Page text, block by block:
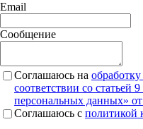
Email
Сообщение
Соглашаюсь на
соответствии со статьей
персональных данных»
Соглашаюсь c политикой